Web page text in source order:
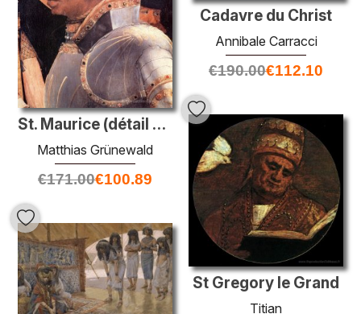
Cadavre du Christ
Annibale Carracci
€190.00€112.10
St. Maurice (détail de la réunion de Saint-Erasmus et St. Mauric
Matthias Grünewald
€171.00€100.89
St Gregory le Grand
Titian